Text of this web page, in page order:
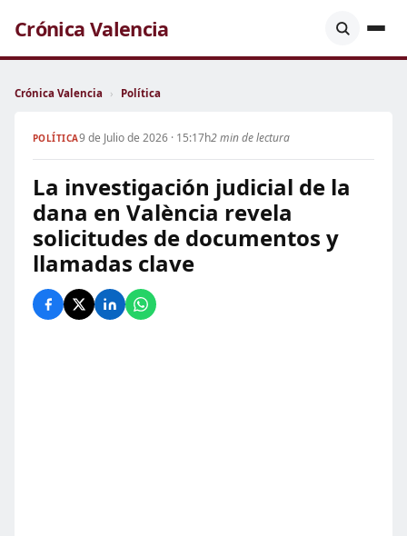
Crónica Valencia
Crónica Valencia › Política
POLÍTICA9 de Julio de 2026 · 15:17h2 min de lectura
La investigación judicial de la
dana en València revela
solicitudes de documentos y
llamadas clave